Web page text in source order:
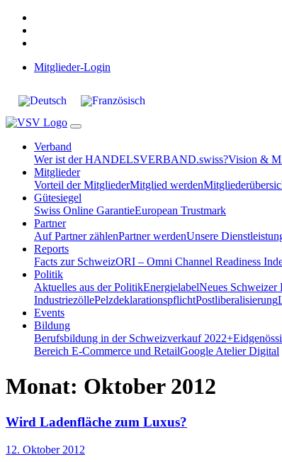
Mitglieder-Login
Verband
Wer ist der HANDELSVERBAND.swiss?Vision &
Mitglieder
Vorteil der MitgliederMitglied werden
Gütesiegel
Swiss Online GarantieEuropean Trustmark
Partner
Auf Partner zählenPartner werdenUnsere
Reports
Facts zur SchweizORI – Omni Channel Readiness
Politik
Aktuelles aus der PolitikEnergielabelNeues Schweizer
IndustriezöllePelzdeklarationspflichtPostliberalisierung
Events
Bildung
Berufsbildung in der Schweizverkauf 2022+
Bereich E-Commerce und RetailGoogle Atelier Digital
Monat: Oktober 2012
Wird Ladenfläche zum Luxus?
12. Oktober 2012